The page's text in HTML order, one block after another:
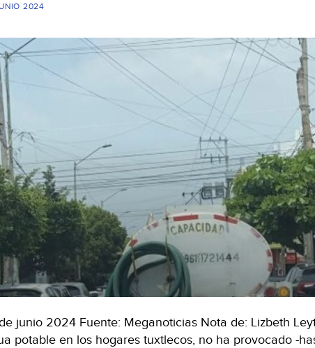
2024
junio 2024 Fuente: Meganoticias Nota de: Lizbeth
potable en los hogares tuxtlecos, no ha provocado -